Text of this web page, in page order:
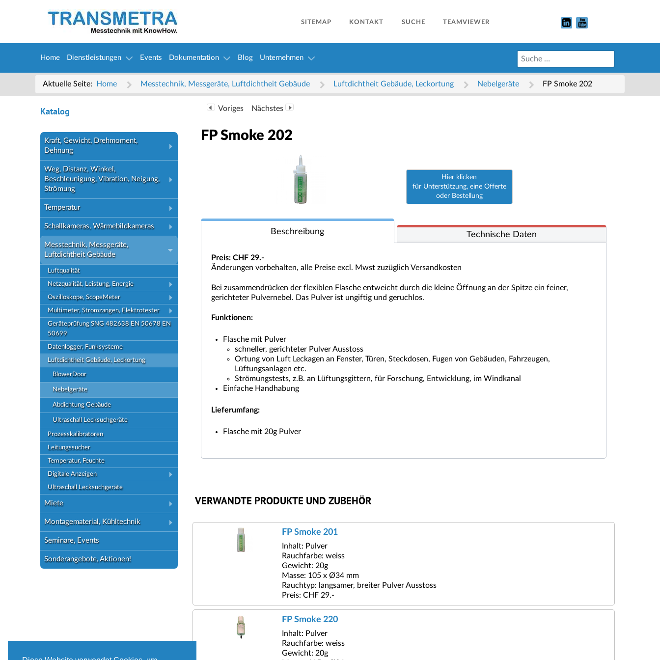
SITEMAP KONTAKT SUCHE TEAMVIEWER
Home Dienstleistungen Events Dokumentation Blog Unternehmen
Aktuelle Seite: Home Messtechnik, Messgeräte, Luftdichtheit Gebäude Luftdichtheit Gebäude, Leckortung Nebelgeräte FP Smoke 202
Katalog
Kraft, Gewicht, Drehmoment,
Dehnung
Weg, Distanz, Winkel,
Beschleunigung, Vibration, Neigung,
Strömung
Temperatur
Schallkameras, Wärmebildkameras
Messtechnik, Messgeräte,
Luftdichtheit Gebäude
Luftqualität
Netzqualität, Leistung, Energie
Oszilloskope, ScopeMeter
Multimeter, Stromzangen, Elektrotester
Geräteprüfung SNG 482638 EN 50678 EN
50699
Datenlogger, Funksysteme
Luftdichtheit Gebäude, Leckortung
BlowerDoor
Nebelgeräte
Abdichtung Gebäude
Ultraschall Lecksuchgeräte
Prozesskalibratoren
Leitungssucher
Temperatur, Feuchte
Digitale Anzeigen
Ultraschall Lecksuchgeräte
Miete
Montagematerial, Kühltechnik
Seminare, Events
Sonderangebote, Aktionen!
Voriges Nächstes
FP Smoke 202
Hier klicken
für Unterstützung, eine Offerte
oder Bestellung
Beschreibung Technische Daten
Preis: CHF 29.-
Änderungen vorbehalten, alle Preise excl. Mwst zuzüglich Versandkosten
Bei zusammendrücken der flexiblen Flasche entweicht durch die kleine Öffnung an der Spitze ein feiner,
gerichteter Pulvernebel. Das Pulver ist ungiftig und geruchlos.
Funktionen:
Flasche mit Pulver
schneller, gerichteter Pulver Ausstoss
Ortung von Luft Leckagen an Fenster, Türen, Steckdosen, Fugen von Gebäuden, Fahrzeugen,
Lüftungsanlagen etc.
Strömungstests, z.B. an Lüftungsgittern, für Forschung, Entwicklung, im Windkanal
Einfache Handhabung
Lieferumfang:
Flasche mit 20g Pulver
VERWANDTE PRODUKTE UND ZUBEHÖR
FP Smoke 201
Inhalt: Pulver
Rauchfarbe: weiss
Gewicht: 20g
Masse: 105 x Ø34 mm
Rauchtyp: langsamer, breiter Pulver Ausstoss
Preis: CHF 29.-
FP Smoke 220
Inhalt: Pulver
Rauchfarbe: weiss
Gewicht: 20g